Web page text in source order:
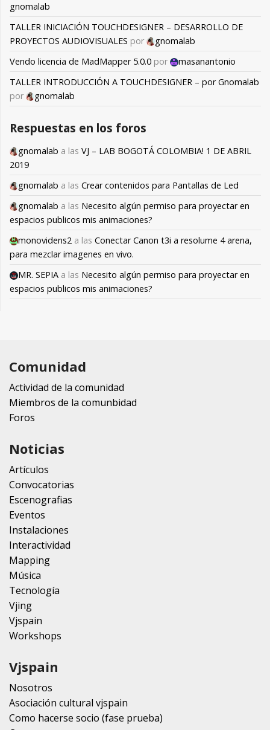
gnomalab
TALLER INICIACIÓN TOUCHDESIGNER – DESARROLLO DE
PROYECTOS AUDIOVISUALES por
gnomalab
Vendo licencia de MadMapper 5.0.0 por
masanantonio
TALLER INTRODUCCIÓN A TOUCHDESIGNER – por Gnomalab
por
gnomalab
Respuestas en los foros
gnomalab a las VJ – LAB BOGOTÁ COLOMBIA! 1 DE ABRIL
2019
gnomalab a las Crear contenidos para Pantallas de Led
gnomalab a las Necesito algún permiso para proyectar en
espacios publicos mis animaciones?
monovidens2 a las Conectar Canon t3i a resolume 4 arena,
para mezclar imagenes en vivo.
MR. SEPIA a las Necesito algún permiso para proyectar en
espacios publicos mis animaciones?
Comunidad
Actividad de la comunidad
Miembros de la comunbidad
Foros
Noticias
Artículos
Convocatorias
Escenografias
Eventos
Instalaciones
Interactividad
Mapping
Música
Tecnología
Vjing
Vjspain
Workshops
Vjspain
Nosotros
Asociación cultural vjspain
Como hacerse socio (fase prueba)